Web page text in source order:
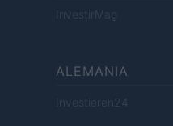
InvestirMag
ALEMANIA
Investieren24